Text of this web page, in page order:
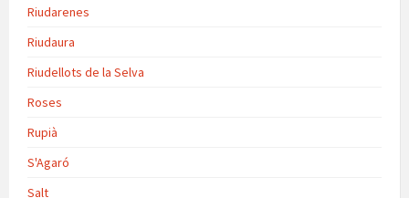
Riudarenes
Riudaura
Riudellots de la Selva
Roses
Rupià
S'Agaró
Salt